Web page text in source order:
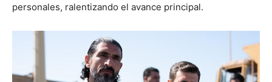
personales, ralentizando el avance principal.